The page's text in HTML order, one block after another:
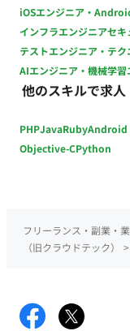
iOSエンジニア・
インフラエンジニアセキ
テストエンジニア・テ
AIエンジニア・機械学習
他のスキルで求
PHPJavaRubyAndroid
Objective-CPython
フリーランス・副業・
（旧クラウドテック）
>